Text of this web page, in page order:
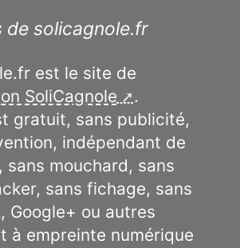
de solicagnole.fr
est le site de
SoliCagnole
.
gratuit, sans publicité,
indépendant de
mouchard, sans
sans fichage, sans
Google+ ou autres
à empreinte numérique